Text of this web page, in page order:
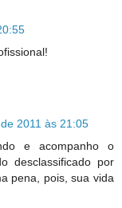
2011 às 21:05
e acompanho o
desclassificado por
pena, pois, sua vida